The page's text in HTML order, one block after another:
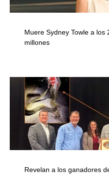
Muere Sydney Towle a los
millones
Revelan a los ganadores